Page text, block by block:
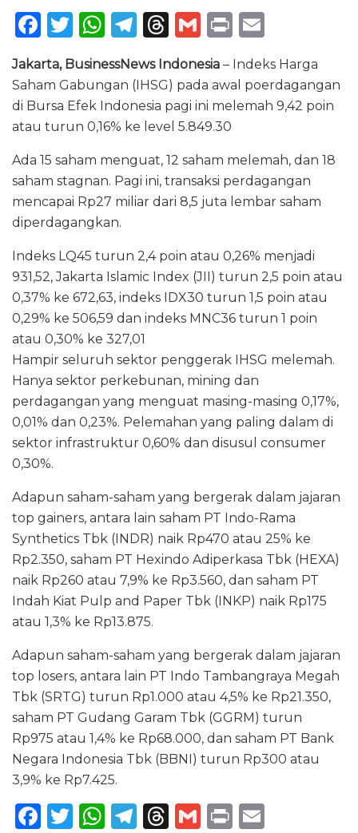
F
c
e
b
o
o
k
T
w
it
te
r
W
a
ts
A
p
p
T
e
g
ra
m
T
h
re
a
d
s
G
m
ai
l
P
n
t
ai
l
Jakarta, BusinessNews Indonesia – Indeks Harga
Saham Gabungan (IHSG) pada awal poerdagangan
di Bursa Efek Indonesia pagi ini melemah 9,42 poin
atau turun 0,16% ke level 5.849.30
Ada 15 saham menguat, 12 saham melemah, dan 18
saham stagnan. Pagi ini, transaksi perdagangan
mencapai Rp27 miliar dari 8,5 juta lembar saham
diperdagangkan.
Indeks LQ45 turun 2,4 poin atau 0,26% menjadi
931,52, Jakarta Islamic Index (JII) turun 2,5 poin atau
0,37% ke 672,63, indeks IDX30 turun 1,5 poin atau
0,29% ke 506,59 dan indeks MNC36 turun 1 poin
atau 0,30% ke 327,01
Hampir seluruh sektor penggerak IHSG melemah.
Hanya sektor perkebunan, mining dan
perdagangan yang menguat masing-masing 0,17%,
0,01% dan 0,23%. Pelemahan yang paling dalam di
sektor infrastruktur 0,60% dan disusul consumer
0,30%.
Adapun saham-saham yang bergerak dalam jajaran
top gainers, antara lain saham PT Indo-Rama
Synthetics Tbk (INDR) naik Rp470 atau 25% ke
Rp2.350, saham PT Hexindo Adiperkasa Tbk (HEXA)
naik Rp260 atau 7,9% ke Rp3.560, dan saham PT
Indah Kiat Pulp and Paper Tbk (INKP) naik Rp175
atau 1,3% ke Rp13.875.
Adapun saham-saham yang bergerak dalam jajaran
top losers, antara lain PT Indo Tambangraya Megah
Tbk (SRTG) turun Rp1.000 atau 4,5% ke Rp21.350,
saham PT Gudang Garam Tbk (GGRM) turun
Rp975 atau 1,4% ke Rp68.000, dan saham PT Bank
Negara Indonesia Tbk (BBNI) turun Rp300 atau
3,9% ke Rp7.425.
F
T
W T
T
G P